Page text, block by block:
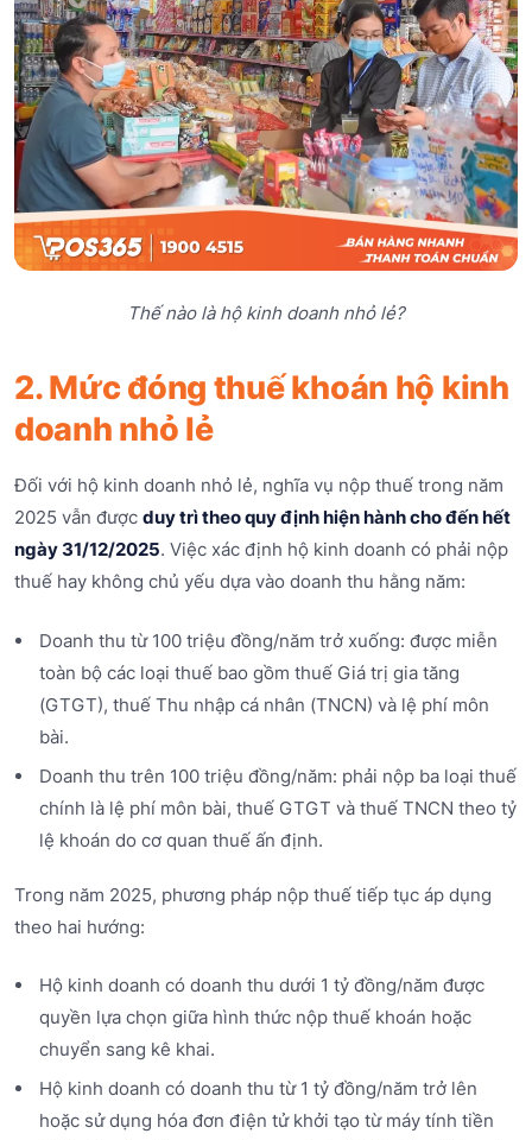
Thế nào là hộ kinh doanh nhỏ lẻ?
2. Mức đóng thuế khoán hộ kinh
doanh nhỏ lẻ
Đối với hộ kinh doanh nhỏ lẻ, nghĩa vụ nộp thuế trong năm
2025 vẫn được duy trì theo quy định hiện hành cho đến hết
ngày 31/12/2025. Việc xác định hộ kinh doanh có phải nộp
thuế hay không chủ yếu dựa vào doanh thu hằng năm:
Doanh thu từ 100 triệu đồng/năm trở xuống: được miễn
toàn bộ các loại thuế bao gồm thuế Giá trị gia tăng
(GTGT), thuế Thu nhập cá nhân (TNCN) và lệ phí môn
bài.
Doanh thu trên 100 triệu đồng/năm: phải nộp ba loại thuế
chính là lệ phí môn bài, thuế GTGT và thuế TNCN theo tỷ
lệ khoán do cơ quan thuế ấn định.
Trong năm 2025, phương pháp nộp thuế tiếp tục áp dụng
theo hai hướng:
Hộ kinh doanh có doanh thu dưới 1 tỷ đồng/năm được
quyền lựa chọn giữa hình thức nộp thuế khoán hoặc
chuyển sang kê khai.
Hộ kinh doanh có doanh thu từ 1 tỷ đồng/năm trở lên
hoặc sử dụng hóa đơn điện tử khởi tạo từ máy tính tiền